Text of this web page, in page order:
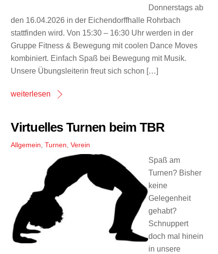
Donnerstags ab
den 16.04.2026 in der Eichendorffhalle Rohrbach
stattfinden wird. Von 15:30 – 16:30 Uhr werden in der
Gruppe Fitness & Bewegung mit coolen Dance Moves
kombiniert. Einfach Spaß bei Bewegung mit Musik.
Unsere Übungsleiterin freut sich schon […]
weiterlesen
Virtuelles Turnen beim TBR
Allgemein,Turnen,Verein
Spaß am
Turnen? Bisher
keine
Gelegenheit
gehabt?
Schnuppert
doch mal hinein
in unsere